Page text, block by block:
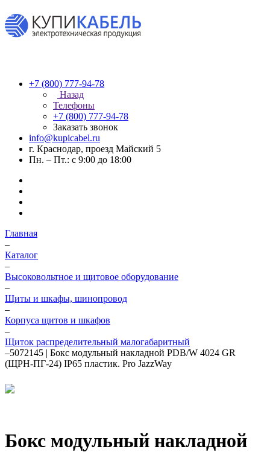
+7 (800) 777-94-78
Назад
Телефоны
+7 (800) 777-94-78
Заказать звонок
info@kupicabel.ru
г. Краснодар, проезд Майский 5
Пн. – Пт.: с 9:00 до 18:00
Главная
–
Каталог
–
Высоковольтное и щитовое оборудование
–
Щиты и шкафы, шинопровод
–
Корпуса щитов и шкафов
–
Щиток распределительный малогабаритный
–5072145 | Бокс модульный накладной PDB/W 4024 GR
(ЩРН-ПГ-24) IP65 пластик. Pro JazzWay
Бокс модульный накладной